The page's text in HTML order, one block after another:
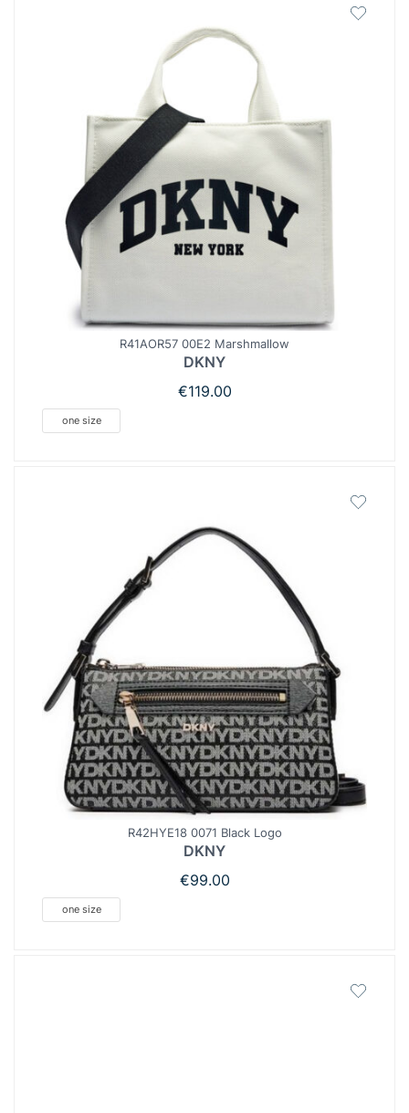
R41AOR57 00E2 Marshmallow
DKNY
€119.00
one size
R42HYE18 0071 Black Logo
DKNY
€99.00
one size